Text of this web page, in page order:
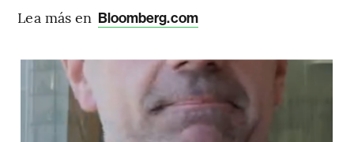
Lea más en Bloomberg.com